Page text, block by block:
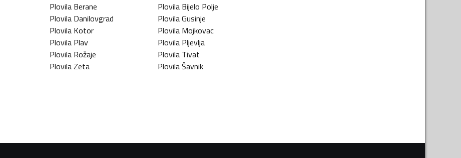
Plovila Berane Plovila Bijelo Polje
Plovila Danilovgrad PlovilaGusinje
Plovila Kotor Plovila Mojkovac
Plovila Plav Plovila Pljevlja
Plovila Rožaje Plovila Tivat
PlovilaZeta PlovilaŠavnik